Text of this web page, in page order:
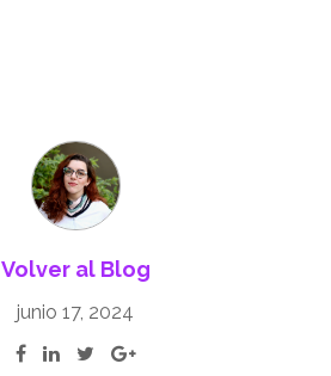
Volver al Blog
junio 17, 2024